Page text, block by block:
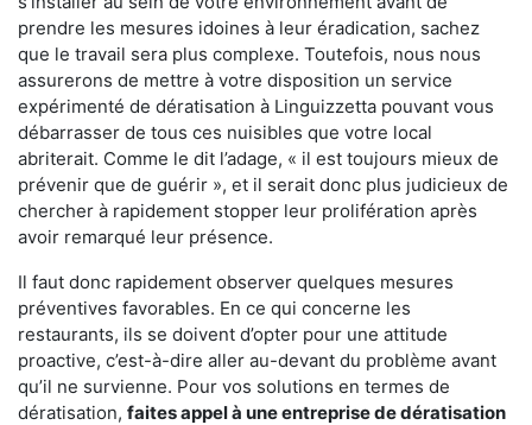
prendre les mesures idoines à leur éradication, sachez
que le travail sera plus complexe. Toutefois, nous nous
assurerons de mettre à votre disposition un service
expérimenté de dératisation à Linguizzetta pouvant vous
débarrasser de tous ces nuisibles que votre local
abriterait. Comme le dit l’adage, « il est toujours mieux de
prévenir que de guérir », et il serait donc plus judicieux de
chercher à rapidement stopper leur prolifération après
avoir remarqué leur présence.
Il faut donc rapidement observer quelques mesures
préventives favorables. En ce qui concerne les
restaurants, ils se doivent d’opter pour une attitude
proactive, c’est-à-dire aller au-devant du problème avant
qu’il ne survienne. Pour vos solutions en termes de
dératisation, faites appel à une entreprise de dératisation